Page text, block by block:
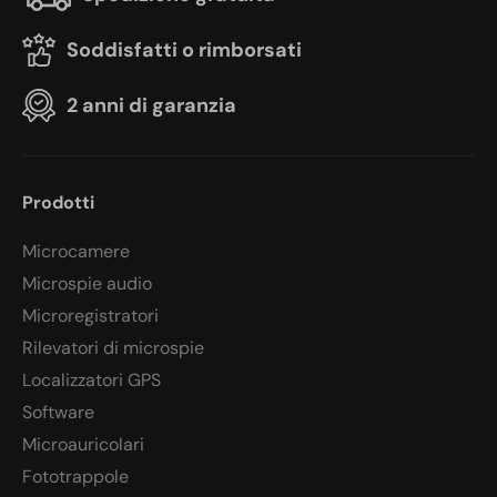
Soddisfatti o rimborsati
2 anni di garanzia
Prodotti
Microcamere
Microspie audio
Microregistratori
Rilevatori di microspie
Localizzatori GPS
Software
Microauricolari
Fototrappole